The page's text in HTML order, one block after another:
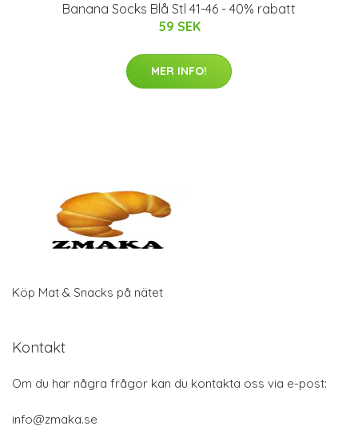
Banana Socks Blå Stl 41-46 - 40% rabatt
59 SEK
MER INFO!
Köp Mat & Snacks på nätet
Kontakt
Om du har några frågor kan du kontakta oss via e-post:
info@zmaka.se